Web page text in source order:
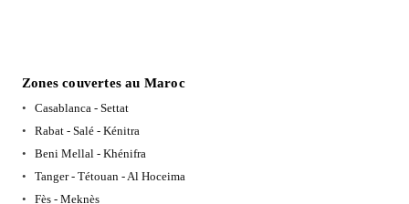
Zones couvertes au Maroc
Casablanca - Settat
Rabat - Salé - Kénitra
Beni Mellal - Khénifra
Tanger - Tétouan - Al Hoceima
Fès - Meknès